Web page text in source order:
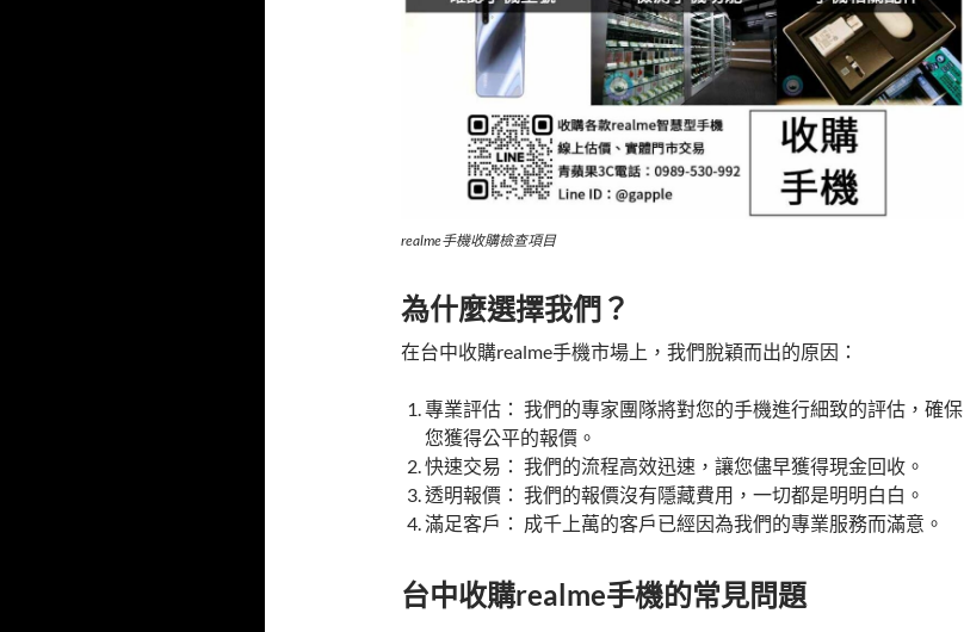
realme手機收購檢查項目
為什麼選擇我們？
在台中收購realme手機市場上，我們脫穎而出的原因：
專業評估： 我們的專家團隊將對您的手機進行細致的評估，確保
您獲得公平的報價。
快速交易： 我們的流程高效迅速，讓您儘早獲得現金回收。
透明報價： 我們的報價沒有隱藏費用，一切都是明明白白。
滿足客戶： 成千上萬的客戶已經因為我們的專業服務而滿意。
台中收購realme手機的常見問題